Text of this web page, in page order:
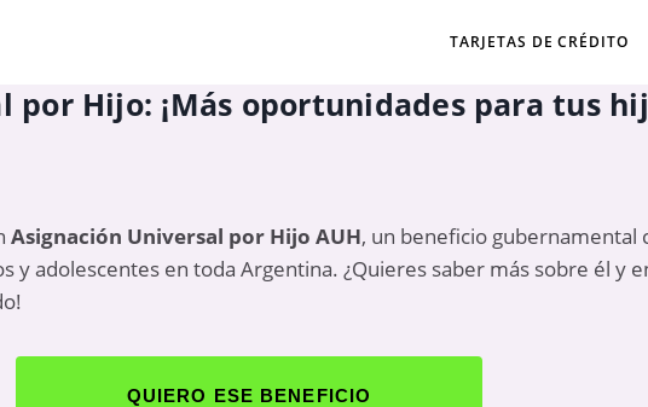
TARJETAS DE CRÉDITO
por Hijo: ¡Más oportunidades para tus
Asignación Universal por Hijo AUH, un beneficio gubernamental
y adolescentes en toda Argentina. ¿Quieres saber más sobre él y
QUIERO ESE BENEFICIO